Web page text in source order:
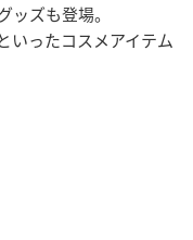
ッズも登場。
いったコスメアイテム